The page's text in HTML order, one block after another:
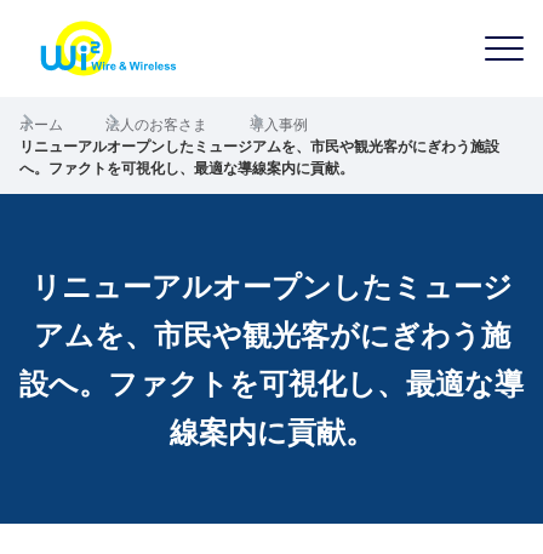
ホーム 法人のお客さま
導入事例
リニューアルオープンしたミュージアムを、市民や観光客がにぎわう施設
へ。ファクトを可視化し、最適な導線案内に貢献。
リニューアルオープンしたミュージ
アムを、市民や観光客がにぎわう施
設へ。ファクトを可視化し、最適な導
線案内に貢献。